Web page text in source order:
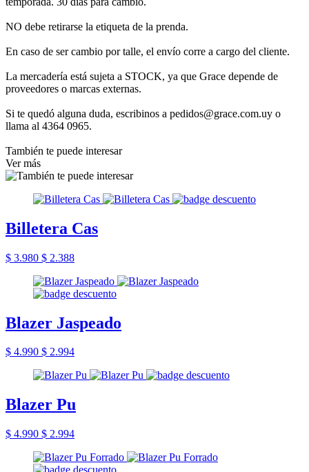
NO debe retirarse la etiqueta de la prenda.
En caso de ser cambio por talle, el envío corre a cargo del cliente.
La mercadería está sujeta a STOCK, ya que Grace depende de
proveedores o marcas externas.
Si te quedó alguna duda, escribinos a pedidos@grace.com.uy o
llama al 4364 0965.
También te puede interesar
Ver más
Billetera Cas
$ 3.980 $ 2.388
Blazer Jaspeado
$ 4.990 $ 2.994
Blazer Pu
$ 4.990 $ 2.994